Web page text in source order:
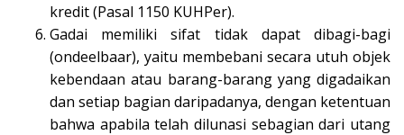
kredit (Pasal 1150 KUHPer).
Gadai memiliki sifat tidak dapat dibagi-bagi
(ondeelbaar), yaitu membebani secara utuh objek
kebendaan atau barang-barang yang digadaikan
dan setiap bagian daripadanya, dengan ketentuan
bahwa apabila telah dilunasi sebagian dari utang